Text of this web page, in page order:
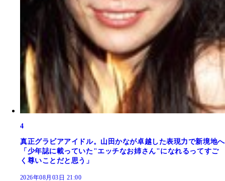
4
真正グラビアアイドル。山田かなが卓越した表現力で新境地へ
「少年誌に載っていた"エッチなお姉さん"になれるってすご
く尊いことだと思う」
2026年08月03日 21:00